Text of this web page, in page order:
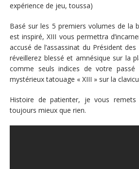
expérience de jeu, toussa)
Basé sur les 5 premiers volumes de la
est inspiré, XIII vous permettra
accusé de l’assassinat du Président
réveillerez blessé et amnésique sur la
comme seuls indices de votre
mystérieux tatouage « XIII » sur la
Histoire de patienter, je vous remets
toujours mieux que rien.